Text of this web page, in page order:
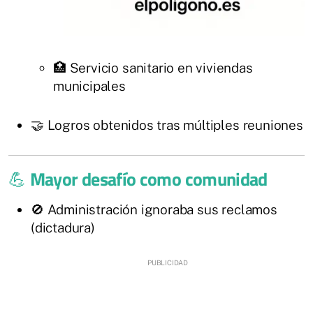
🏥 Servicio sanitario en viviendas
municipales
🤝 Logros obtenidos tras múltiples reuniones
💪 Mayor desafío como comunidad
🚫 Administración ignoraba sus reclamos
(dictadura)